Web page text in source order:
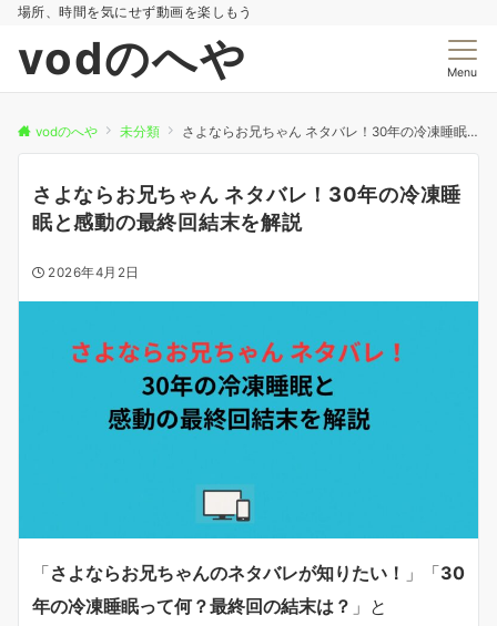
場所、時間を気にせず動画を楽しもう
vodのへや Menu
vodのへや 未分類 さよならお兄ちゃん ネタバレ！30年の冷凍睡眠と感動の最終回結末を解説
さよならお兄ちゃん ネタバレ！30年の冷凍睡
眠と感動の最終回結末を解説
2026年4月2日
「さよならお兄ちゃんのネタバレが知りたい！ 」「30
年の冷凍睡眠って何？最終回の結末は？ 」と